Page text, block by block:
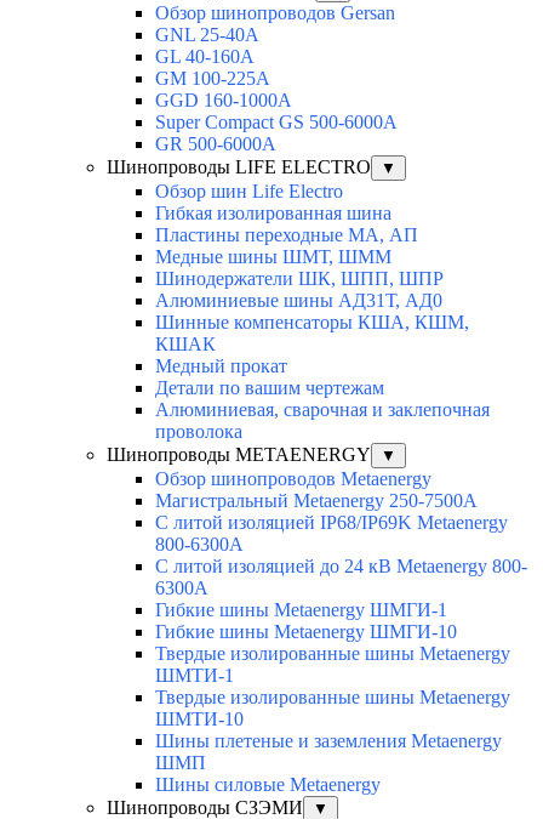
Обзор шинопроводов Gersan
GNL 25-40A
GL 40-160A
GM 100-225A
GGD 160-1000A
Super Compact GS 500-6000A
GR 500-6000A
Шинопроводы LIFE ELECTRO
▼
Обзор шин Life Electro
Гибкая изолированная шина
Пластины переходные МА, АП
Медные шины ШМТ, ШММ
Шинодержатели ШК, ШПП, ШПР
Алюминиевые шины АД31Т, АД0
Шинные компенсаторы КША, КШМ,
КШАК
Медный прокат
Детали по вашим чертежам
Алюминиевая, cварочная и заклепочная
проволока
Шинопроводы METAENERGY
▼
Обзор шинопроводов Metaenergy
Магистральный Metaenergy 250-7500A
С литой изоляцией IP68/IP69K Metaenergy
800-6300A
С литой изоляцией до 24 кВ Metaenergy 800-
6300A
Гибкие шины Metaenergy ШМГИ-1
Гибкие шины Metaenergy ШМГИ-10
Твердые изолированные шины Metaenergy
ШМТИ-1
Твердые изолированные шины Metaenergy
ШМТИ-10
Шины плетеные и заземления Metaenergy
ШМП
Шины силовые Metaenergy
Шинопроводы СЗЭМИ
▼